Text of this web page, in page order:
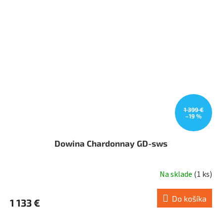
1 399 €
–19 %
Dowina Chardonnay GD-sws
Na sklade (1 ks)
1 133 € Do košíka